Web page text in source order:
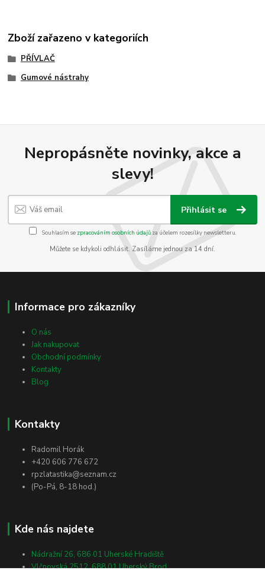
Zboží zařazeno v kategoriích
PŘÍVLAČ
Gumové nástrahy
Nepropásněte novinky, akce a
slevy!
Přihlásit se
Souhlasím se zpracováním osobních údajůza účelem rozesílky newsletteru.
Můžete se kdykoli odhlásit. Zasíláme jednou za 14 dní.
Informace pro zákazníky
O nás
Jak nakupovat
Obchodní podmínky
Kontakty
Blog
Kontakty
Radomil Horák
+420 606 776 672
rpzlatastika@seznam.cz
(Po-Pá, 8-18 hod.)
Kde nás najdete
Nádražní 26, 686 01 Uherské Hradiště
Vlčnovská 2512, 688 01 Uherský Brod